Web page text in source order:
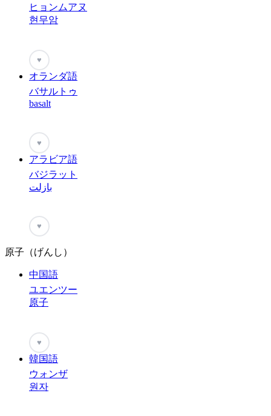
ヒョンムアヌ
현무암
♥
オランダ語
バサルトゥ
basalt
♥
アラビア語
バジラット
بازلت
♥
原子（げんし）
中国語
ユエンツー
原子
♥
韓国語
ウォンザ
원자